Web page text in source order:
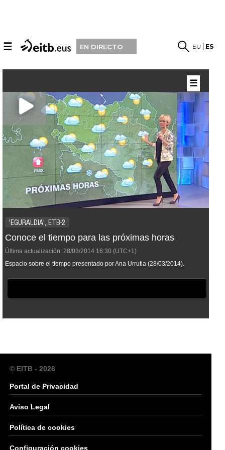
☰ EN DIRECTO EU ES
'EGURALDIA', ETB-2
Conoce el tiempo para las próximas horas
Última actualización: 28/03/2014 16:30 (UTC+1)
Espacio sobre el tiempo presentado por Ana Urrutia (28/03/2014).
☰
© EITB - 2026
Portal de Privacidad
Aviso Legal
Política de cookies
Configuración cookies